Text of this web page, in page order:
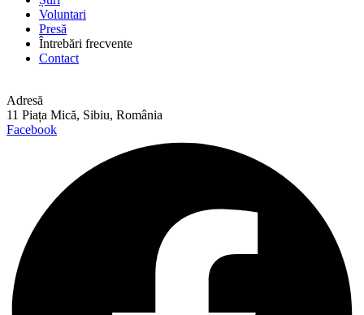
Voluntari
Presă
Întrebări frecvente
Contact
Adresă
11 Piața Mică, Sibiu, România
Facebook